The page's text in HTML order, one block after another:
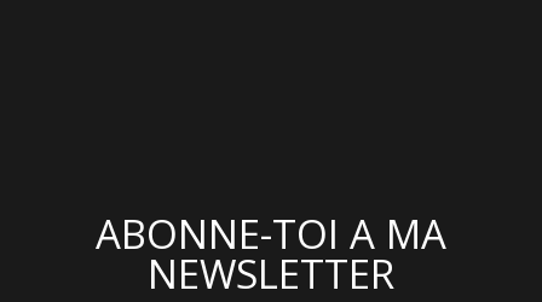
ABONNE-TOI A MA
NEWSLETTER